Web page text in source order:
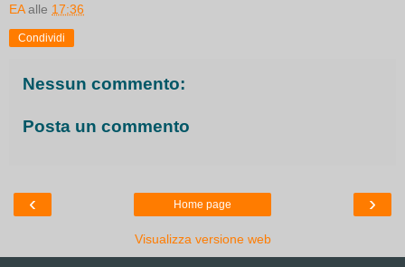
EA alle 17:36
Condividi
Nessun commento:
Posta un commento
‹ ›
Home page
Visualizza versione web